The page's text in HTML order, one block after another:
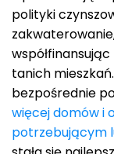
polityki
tanich
bezpośrednie
więcej domów i
potrzebującym